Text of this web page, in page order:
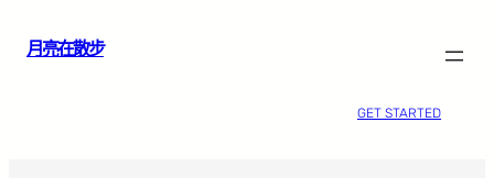
月亮在散步
GET STARTED